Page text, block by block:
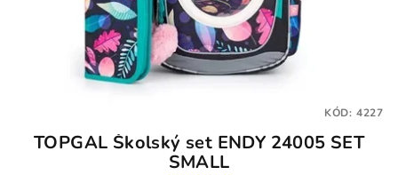
TOPGAL Školský set ENDY 24005 SET
SMALL
KÓD: 4227